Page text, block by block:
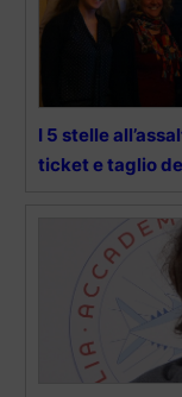
I 5 stelle
ticket e taglio